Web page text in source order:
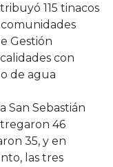
115 tinacos
Gestión
con
de agua
San Sebastián
46
35, y en
las tres